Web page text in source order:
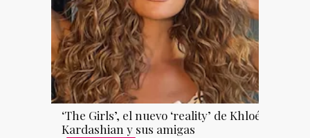
‘The Girls’, el nuevo ‘reality’ de Khloé
Kardashian y sus amigas